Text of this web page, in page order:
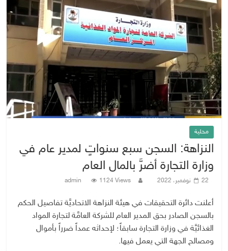
محلية
النزاهة: السجن سبع سنواتٍ لمدير عام في
وزارة التجارة أضرَّ بالمال العام
22 نوفمبر، 2022 admin 1124 Views
أعلنت دائرة التحقيقات في هيئة النزاهة الاتحاديَّة تفاصيل الحكم
بالسجن الصادر بحق المدير العام للشركة العامَّة لتجارة المواد
الغذائيَّة في وزارة التجارة سابقاً؛ لإحداثه عمداً ضرراً بأموال
ومصالح الجهة التي يعمل فيها.